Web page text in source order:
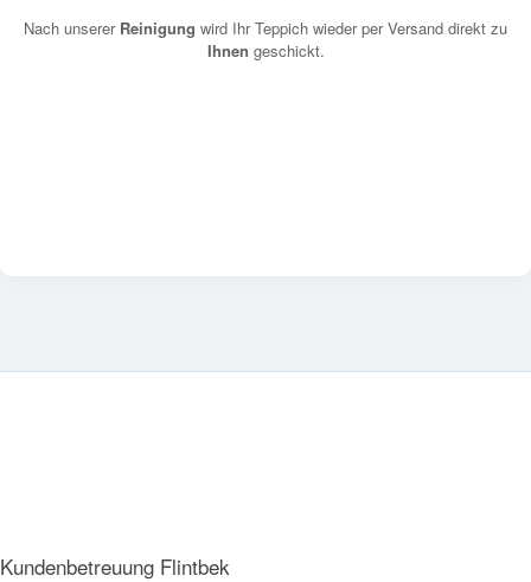
Nach unserer Reinigung wird Ihr Teppich wieder per Versand direkt zu
Ihnen geschickt.
Kundenbetreuung Flintbek